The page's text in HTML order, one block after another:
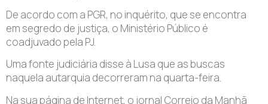
De acordo com a PGR, no inquérito, que se encontra
em segredo de justiça, o Ministério Público é
coadjuvado pela PJ.
Uma fonte judiciária disse à Lusa que as buscas
naquela autarquia decorreram na quarta-feira.
Na sua página de Internet, o jornal Correio da Manhã